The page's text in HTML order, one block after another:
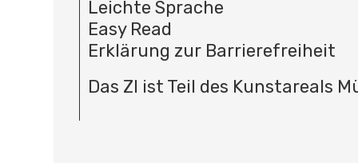
Leichte Sprache
Easy Read
Erklärung zur Barrierefreiheit
Das ZI ist Teil des Kunstareals